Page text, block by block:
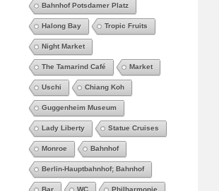
Bahnhof Potsdamer Platz
Halong Bay Tropic Fruits
Night Market
The Tamarind Café Market
Uschi Chiang Koh
Guggenheim Museum
Lady Liberty Statue Cruises
Monroe Bahnhof
Berlin-Hauptbahnhof; Bahnhof
Bar WC Philharmonie